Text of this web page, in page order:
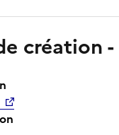
création